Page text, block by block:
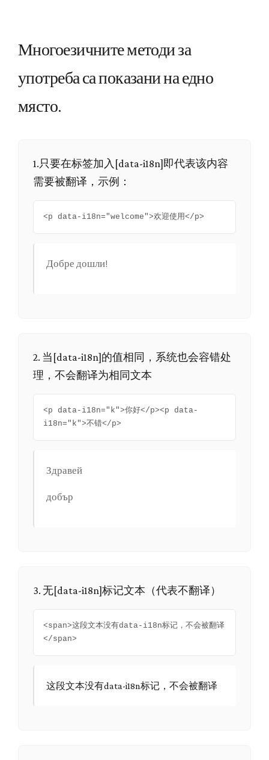
Многоезичните методи за
употреба са показани на едно
място.
1.只要在标签加入[data-i18n]即代表该内容
需要被翻译，示例：
<p data-i18n="welcome">欢迎使用</p>
Добре дошли!
2. 当[data-i18n]的值相同，系统也会容错处
理，不会翻译为相同文本
<p data-i18n="k">你好</p><p data-
i18n="k">不错</p>
Здравей
добър
3. 无[data-i18n]标记文本（代表不翻译）
<span>这段文本没有data-i18n标记，不会被翻译
</span>
这段文本没有data-i18n标记，不会被翻译